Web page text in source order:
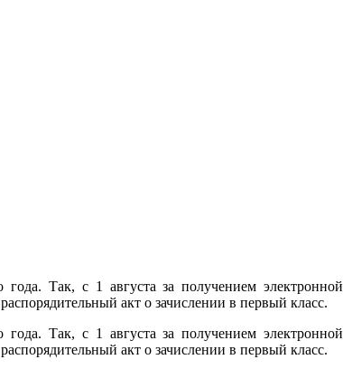
Так, с 1 августа за получением электронной
акт о зачислении в первый класс.
Так, с 1 августа за получением электронной
акт о зачислении в первый класс.